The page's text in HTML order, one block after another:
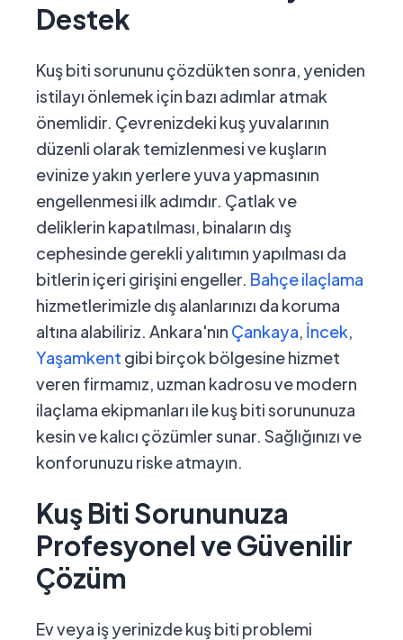
Destek
Kuş biti sorununu çözdükten sonra, yeniden
istilayı önlemek için bazı adımlar atmak
önemlidir. Çevrenizdeki kuş yuvalarının
düzenli olarak temizlenmesi ve kuşların
evinize yakın yerlere yuva yapmasının
engellenmesi ilk adımdır. Çatlak ve
deliklerin kapatılması, binaların dış
cephesinde gerekli yalıtımın yapılması da
bitlerin içeri girişini engeller. Bahçe ilaçlama
hizmetlerimizle dış alanlarınızı da koruma
altına alabiliriz. Ankara'nın Çankaya, İncek,
Yaşamkent gibi birçok bölgesine hizmet
veren firmamız, uzman kadrosu ve modern
ilaçlama ekipmanları ile kuş biti sorununuza
kesin ve kalıcı çözümler sunar. Sağlığınızı ve
konforunuzu riske atmayın.
Kuş Biti Sorununuza
Profesyonel ve Güvenilir
Çözüm
Ev veya iş yerinizde kuş biti problemi